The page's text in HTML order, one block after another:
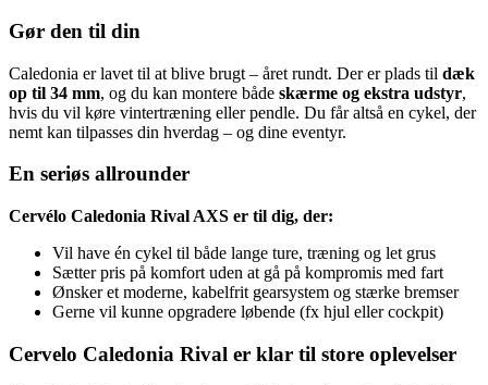
Gør den til din
Caledonia er lavet til at blive brugt – året rundt. Der er plads til dæk
op til 34 mm, og du kan montere både skærme og ekstra udstyr,
hvis du vil køre vintertræning eller pendle. Du får altså en cykel, der
nemt kan tilpasses din hverdag – og dine eventyr.
En seriøs allrounder
Cervélo Caledonia Rival AXS er til dig, der:
Vil have én cykel til både lange ture, træning og let grus
Sætter pris på komfort uden at gå på kompromis med fart
Ønsker et moderne, kabelfrit gearsystem og stærke bremser
Gerne vil kunne opgradere løbende (fx hjul eller cockpit)
Cervelo Caledonia Rival er klar til store oplevelser